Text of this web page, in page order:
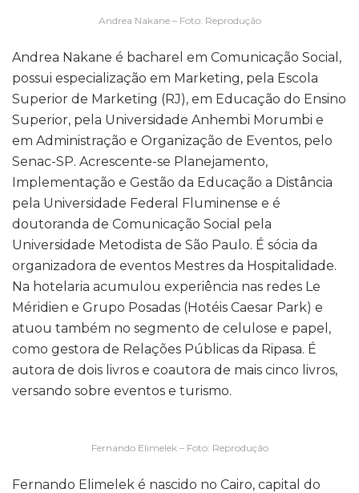
Andrea Nakane – Foto: Reprodução
Andrea Nakane é bacharel em Comunicação Social,
possui especialização em Marketing, pela Escola
Superior de Marketing (RJ), em Educação do Ensino
Superior, pela Universidade Anhembi Morumbi e
em Administração e Organização de Eventos, pelo
Senac-SP. Acrescente-se Planejamento,
Implementação e Gestão da Educação a Distância
pela Universidade Federal Fluminense e é
doutoranda de Comunicação Social pela
Universidade Metodista de São Paulo. É sócia da
organizadora de eventos Mestres da Hospitalidade.
Na hotelaria acumulou experiência nas redes Le
Méridien e Grupo Posadas (Hotéis Caesar Park) e
atuou também no segmento de celulose e papel,
como gestora de Relações Públicas da Ripasa. É
autora de dois livros e coautora de mais cinco livros,
versando sobre eventos e turismo.
Fernando Elimelek – Foto: Reprodução
Fernando Elimelek é nascido no Cairo, capital do